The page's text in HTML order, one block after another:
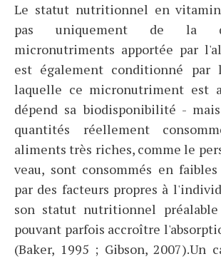
Le statut nutritionnel en
pas uniquement de la
micronutriments apportée par
est également conditionné par
laquelle ce micronutriment est
dépend sa biodisponibilité -
quantités réellement
aliments très riches, comme le
veau, sont consommés en
par des facteurs propres à
son statut nutritionnel préalable
pouvant parfois accroître
(Baker, 1995 ; Gibson, 2007).Un